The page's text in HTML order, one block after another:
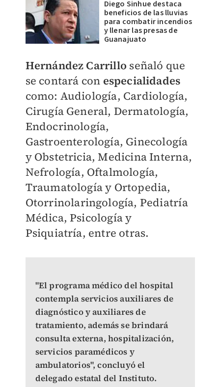
Diego Sinhue destaca
beneficios de las lluvias
para combatir incendios
y llenar las presas de
Guanajuato
Hernández Carrillo señaló que
se contará con especialidades
como: Audiología, Cardiología,
Cirugía General, Dermatología,
Endocrinología,
Gastroenterología, Ginecología
y Obstetricia, Medicina Interna,
Nefrología, Oftalmología,
Traumatología y Ortopedia,
Otorrinolaringología, Pediatría
Médica, Psicología y
Psiquiatría, entre otras.
"El programa médico del hospital
contempla servicios auxiliares de
diagnóstico y auxiliares de
tratamiento, además se brindará
consulta externa, hospitalización,
servicios paramédicos y
ambulatorios", concluyó el
delegado estatal del Instituto.